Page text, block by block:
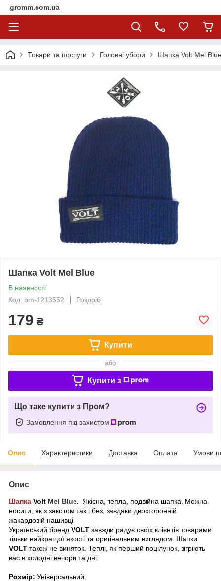
gromm.com.ua
Товари та послуги Головні убори Шапка Volt Mel Blue
Шапка Volt Mel Blue
В наявності
Код: bm-1213552
Роздріб
179 ₴
Купити
або
Купити з
Що таке купити з Пром?
Замовлення під захистом
Опис Характеристики Доставка Оплата Умови
Опис
Шапка Volt Mel Blue. Якісна, тепла, подвійна шапка. Можна
носити, як з закотом так і без, завдяки двосторонній
жакардовій нашивці.
Український бренд VOLT завжди радує своїх клієнтів товарами
тільки найкращої якості та оригінальним виглядом. Шапки
VOLT також не виняток. Теплі, як перший поцілунок, зігріють
вас в холодні вечори та дні.
Розмір: Універсальний.